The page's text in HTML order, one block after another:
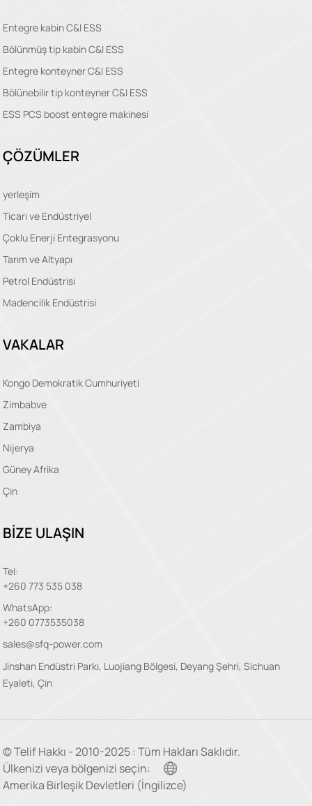
Entegre kabin C&I ESS
Bölünmüş tip kabin C&I ESS
Entegre konteyner C&I ESS
Bölünebilir tip konteyner C&I ESS
ESS PCS boost entegre makinesi
ÇÖZÜMLER
yerleşim
Ticari ve Endüstriyel
Çoklu Enerji Entegrasyonu
Tarım ve Altyapı
Petrol Endüstrisi
Madencilik Endüstrisi
VAKALAR
Kongo Demokratik Cumhuriyeti
Zimbabve
Zambiya
Nijerya
Güney Afrika
Çin
BİZE ULAŞIN
Tel:
+260 773 535 038
WhatsApp:
+260 0773535038
sales@sfq-power.com
Jinshan Endüstri Parkı, Luojiang Bölgesi, Deyang Şehri, Sichuan
Eyaleti, Çin
© Telif Hakkı - 2010-2025 : Tüm Hakları Saklıdır.
Ülkenizi veya bölgenizi seçin:
Amerika Birleşik Devletleri (İngilizce)